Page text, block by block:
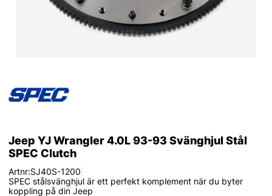
Jeep YJ Wrangler 4.0L 93-93 Svänghjul Stål
SPEC Clutch
Artnr:SJ40S-1200
SPEC stålsvänghjul är ett perfekt komplement när du byter
koppling på din Jeep